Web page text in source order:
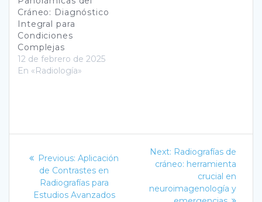
Cráneo: Diagnóstico
Integral para
Condiciones
Complejas
12 de febrero de 2025
En «Radiología»
entradas
Previous: Previous
post:
Aplicación
de Contrastes en
Radiografías para
Estudios Avanzados
Next: Next
post:
Radiografías de
cráneo: herramienta
crucial en
neuroimagenología y